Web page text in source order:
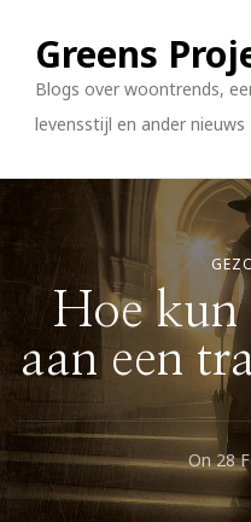
Greens
Blogs over woontrends,
levensstijl en ander nieuws
Hoe kun
aan een
On28